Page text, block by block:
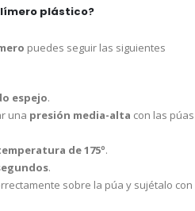
plástico?
puedes seguir las siguientes
espejo.
una presión media-alta con las púas
de 175º.
.
sobre la púa y sujétalo con